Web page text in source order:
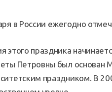
в России ежегодно
этого праздника
Петровны был основан
праздником. В